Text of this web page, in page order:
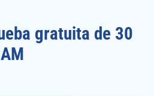
gratuita de 30